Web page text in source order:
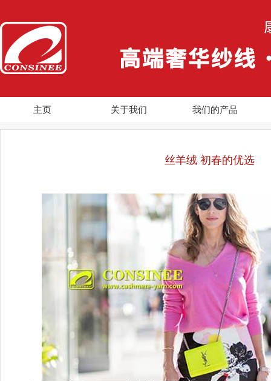
主页 关于我们 我们的产品
丝羊绒 初春的优选